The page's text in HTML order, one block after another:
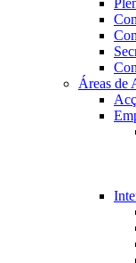
Áreas de